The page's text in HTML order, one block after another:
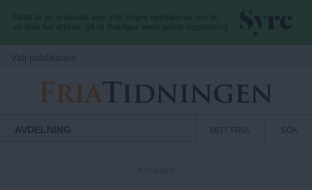
Hoppa till huvudinnehåll
Välj publikation
F
AVDELNING